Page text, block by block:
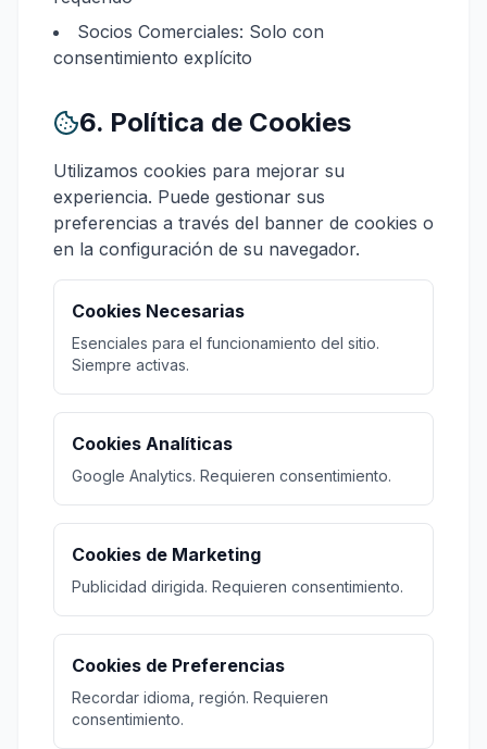
Socios Comerciales: Solo con
consentimiento explícito
6. Política de Cookies
Utilizamos cookies para mejorar su
experiencia. Puede gestionar sus
preferencias a través del banner de cookies o
en la configuración de su navegador.
Cookies Necesarias
Esenciales para el funcionamiento del sitio.
Siempre activas.
Cookies Analíticas
Google Analytics. Requieren consentimiento.
Cookies de Marketing
Publicidad dirigida. Requieren consentimiento.
Cookies de Preferencias
Recordar idioma, región. Requieren
consentimiento.